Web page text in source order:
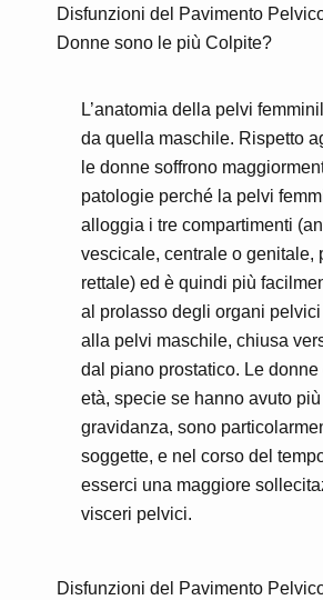
Disfunzioni del Pavimento
Donne sono le più Colpite?
L’anatomia della pelvi
da quella maschile. Rispetto
le donne soffrono
patologie perché la pelvi
alloggia i tre compartimenti
vescicale, centrale o genitale,
rettale) ed è quindi più
al prolasso degli organi
alla pelvi maschile, chiusa
dal piano prostatico. Le donne
età, specie se hanno avuto
gravidanza, sono
soggette, e nel corso del
esserci una maggiore
visceri pelvici.
Disfunzioni del Pavimento